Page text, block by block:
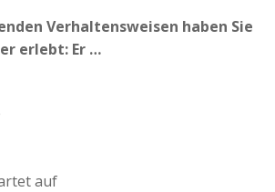
Verhaltensweisen haben Sie
erlebt: Er …
auf